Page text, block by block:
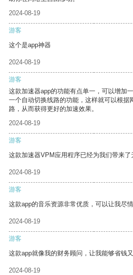
2024-08-19
游客
这个是app神器
2024-08-19
游客
这款加速器app的功能有点单一，可以增加
一个自动切换线路的功能，这样就可以根据
路，从而获得更好的加速效果。
2024-08-19
游客
这款加速器VPM应用程序已经为我们带来了
2024-08-19
游客
这款app的音乐资源非常优质，可以让我尽
2024-08-19
游客
这款app就像我的财务顾问，让我能够省钱又
2024-08-19